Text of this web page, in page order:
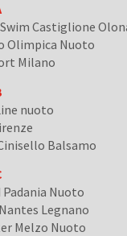
Swim Castiglione
Olimpica Nuoto
Milano
nuoto
Balsamo
Padania Nuoto
Legnano
Melzo Nuoto